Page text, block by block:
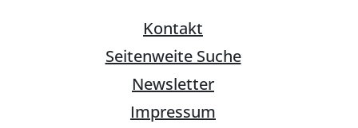
Kontakt
Seitenweite Suche
Newsletter
Impressum